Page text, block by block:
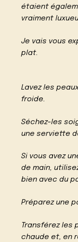
étaient
vraiment
Je vais vous
plat.
Lavez les
froide.
Séchez-les
une serviette
Si vous avez
de main,
bien avec du
Préparez une
Transférez les
chaude et, en